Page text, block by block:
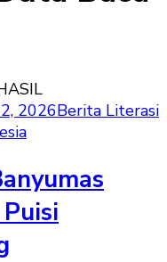
2026Berita Literasi